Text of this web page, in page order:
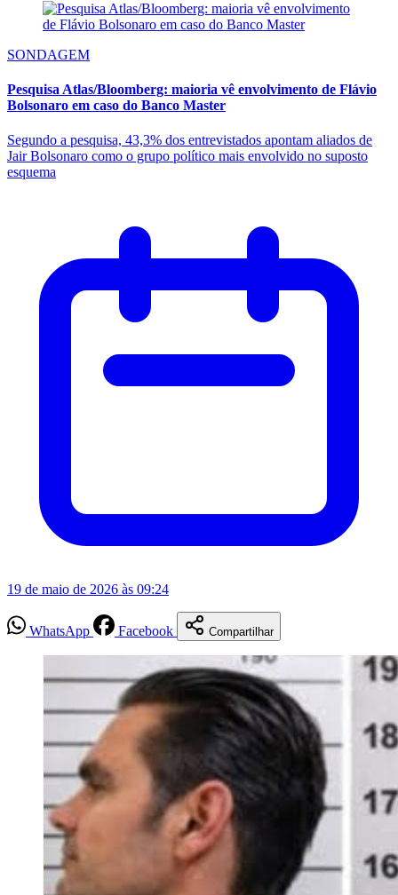
SONDAGEM
Pesquisa Atlas/Bloomberg: maioria vê envolvimento de Flávio
Bolsonaro em caso do Banco Master
Segundo a pesquisa, 43,3% dos entrevistados apontam aliados de
Jair Bolsonaro como o grupo político mais envolvido no suposto
esquema
19 de maio de 2026 às 09:24
WhatsApp Facebook Compartilhar